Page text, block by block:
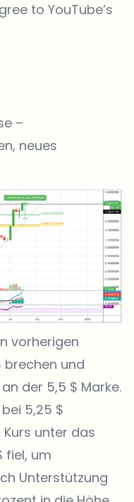
to YouTube’s
–
neues
vorherigen
brechen und
der 5,5 $ Marke.
5,25 $
unter das
fiel, um
Unterstützung